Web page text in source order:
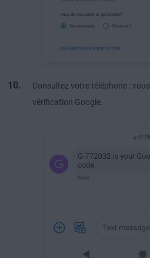
Consultez votre téléphone :
vérification Google.